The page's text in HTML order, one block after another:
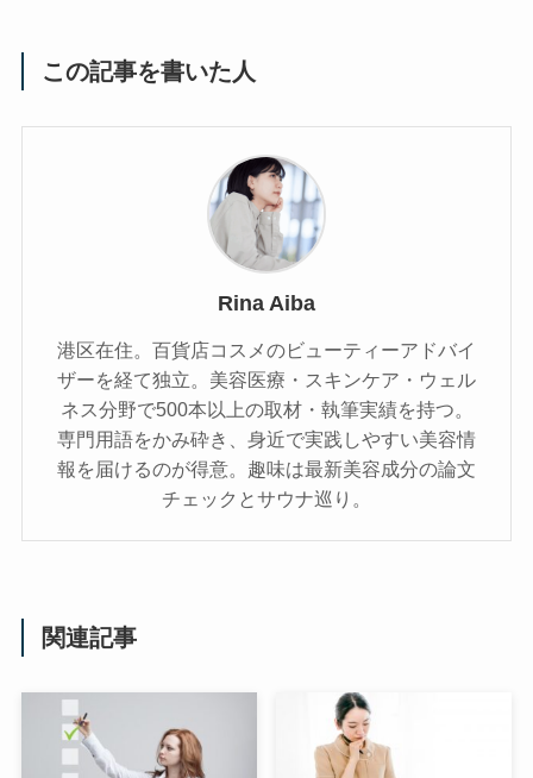
この記事を書いた人
Rina Aiba
港区在住。百貨店コスメのビューティーアドバイ
ザーを経て独立。美容医療・スキンケア・ウェル
ネス分野で500本以上の取材・執筆実績を持つ。
専門用語をかみ砕き、⾝近で実践しやすい美容情
報を届けるのが得意。趣味は最新美容成分の論文
チェックとサウナ巡り。
関連記事